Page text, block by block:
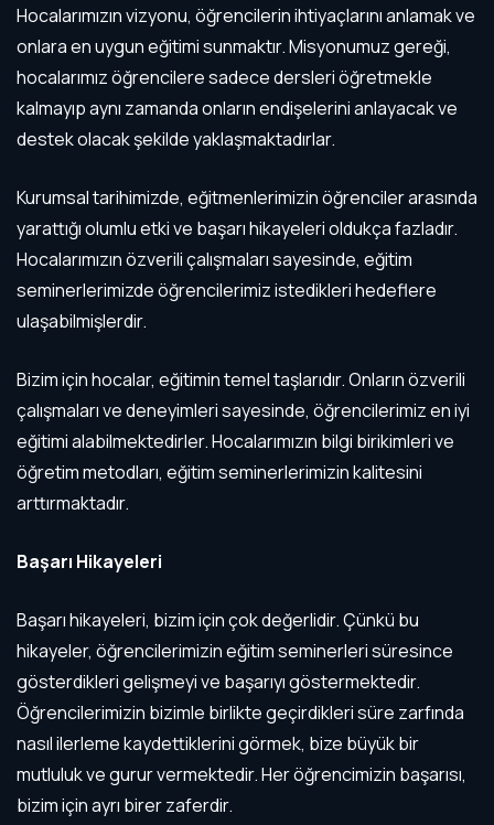
Hocalarımızın vizyonu, öğrencilerin ihtiyaçlarını anlamak ve
onlara en uygun eğitimi sunmaktır. Misyonumuz gereği,
hocalarımız öğrencilere sadece dersleri öğretmekle
kalmayıp aynı zamanda onların endişelerini anlayacak ve
destek olacak şekilde yaklaşmaktadırlar.
Kurumsal tarihimizde, eğitmenlerimizin öğrenciler arasında
yarattığı olumlu etki ve başarı hikayeleri oldukça fazladır.
Hocalarımızın özverili çalışmaları sayesinde, eğitim
seminerlerimizde öğrencilerimiz istedikleri hedeflere
ulaşabilmişlerdir.
Bizim için hocalar, eğitimin temel taşlarıdır. Onların özverili
çalışmaları ve deneyimleri sayesinde, öğrencilerimiz en iyi
eğitimi alabilmektedirler. Hocalarımızın bilgi birikimleri ve
öğretim metodları, eğitim seminerlerimizin kalitesini
arttırmaktadır.
Başarı Hikayeleri
Başarı hikayeleri, bizim için çok değerlidir. Çünkü bu
hikayeler, öğrencilerimizin eğitim seminerleri süresince
gösterdikleri gelişmeyi ve başarıyı göstermektedir.
Öğrencilerimizin bizimle birlikte geçirdikleri süre zarfında
nasıl ilerleme kaydettiklerini görmek, bize büyük bir
mutluluk ve gurur vermektedir. Her öğrencimizin başarısı,
bizim için ayrı birer zaferdir.